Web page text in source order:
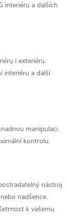
interiéru a dalších
i exteriéru.
interiéru a další
manipulaci.
kontrolu.
nástroj
nadšence.
k vašemu